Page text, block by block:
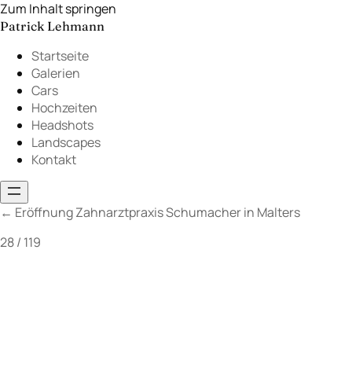
Zum Inhalt springen
Patrick Lehmann
Startseite
Galerien
Cars
Hochzeiten
Headshots
Landscapes
Kontakt
← Eröffnung Zahnarztpraxis Schumacher in Malters
28 / 119